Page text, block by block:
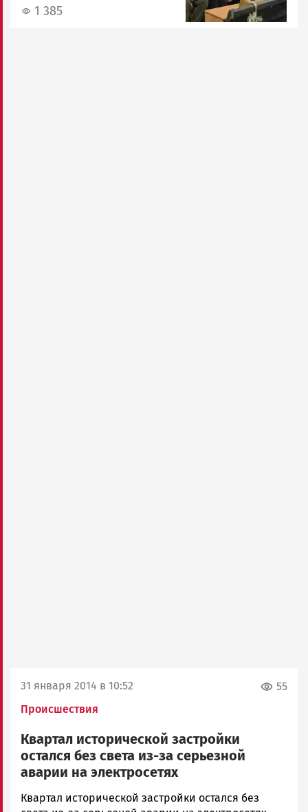
1 385
31 января 2014 в 10:52
Происшествия
55
Квартал исторической застройки
остался без света из-за серьезной
аварии на электросетях
admintimur
Квартал исторической застройки остался без